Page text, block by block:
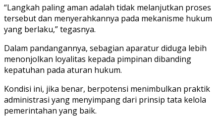
“Langkah paling aman adalah tidak melanjutkan proses
tersebut dan menyerahkannya pada mekanisme hukum
yang berlaku,” tegasnya.
Dalam pandangannya, sebagian aparatur diduga lebih
menonjolkan loyalitas kepada pimpinan dibanding
kepatuhan pada aturan hukum.
Kondisi ini, jika benar, berpotensi menimbulkan praktik
administrasi yang menyimpang dari prinsip tata kelola
pemerintahan yang baik.